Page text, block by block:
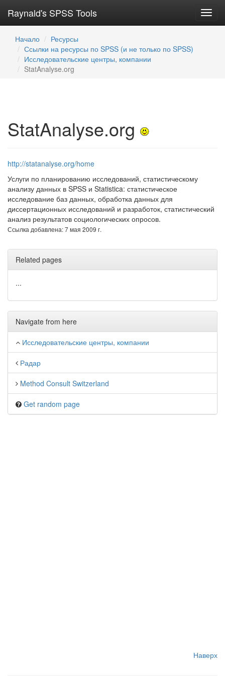
Raynald's SPSS Tools
Начало
Ресурсы
Ссылки на ресурсы по SPSS (и не только по SPSS)
Исследовательские центры, компании
StatAnalyse.org
StatAnalyse.org
http://statanalyse.org/home
Услуги по планированию исследований, статистическому
анализу данных в SPSS и Statistica: статистическое
исследование баз данных, обработка данных для
диссертационных исследований и разработок, статистический
анализ результатов социологических опросов.
Ссылка добавлена: 7 мая 2009 г.
Related pages
...
Navigate from here
Исследовательские центры, компании
Радар
Method Consult Switzerland
Get random page
Наверх